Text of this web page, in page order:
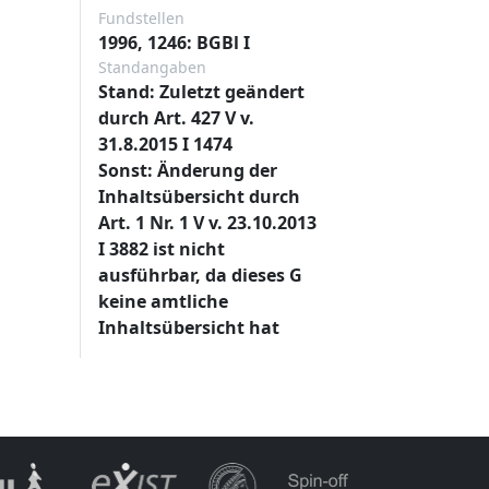
Fundstellen
1996, 1246: BGBl I
Standangaben
Stand: Zuletzt geändert
durch Art. 427 V v.
31.8.2015 I 1474
Sonst: Änderung der
Inhaltsübersicht durch
Art. 1 Nr. 1 V v. 23.10.2013
I 3882 ist nicht
ausführbar, da dieses G
keine amtliche
Inhaltsübersicht hat